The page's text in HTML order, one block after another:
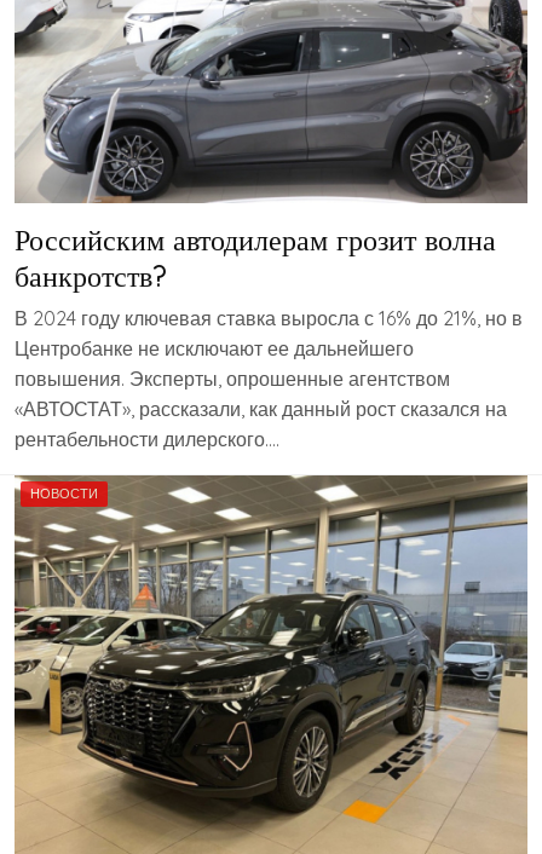
Российским автодилерам грозит волна
банкротств?
В 2024 году ключевая ставка выросла с 16% до 21%, но в
Центробанке не исключают ее дальнейшего
повышения. Эксперты, опрошенные агентством
«АВТОСТАТ», рассказали, как данный рост сказался на
рентабельности дилерского….
НОВОСТИ